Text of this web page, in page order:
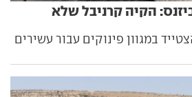
הקיה קרניבל שלא
במגוון פינוקים עבור עשירים
כמו הרכב של השכנים.